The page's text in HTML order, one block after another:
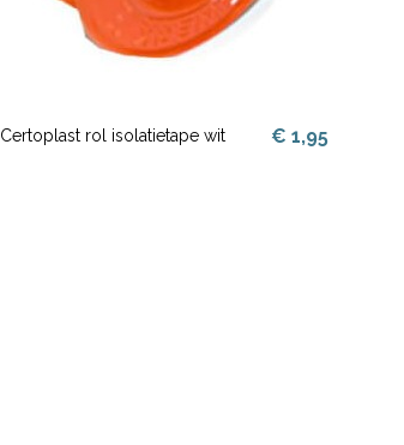
Certoplast rol isolatietape wit € 1,95